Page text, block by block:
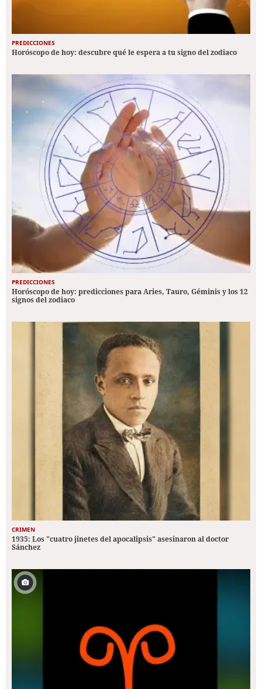
PREDICCIONES
Horóscopo de hoy: descubre qué le espera a tu signo del zodiaco
PREDICCIONES
Horóscopo de hoy: predicciones para Aries, Tauro, Géminis y los 12
signos del zodiaco
CRIMEN
1935: Los "cuatro jinetes del apocalipsis" asesinaron al doctor
Sánchez